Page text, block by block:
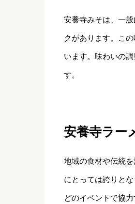
安養寺みそは、一
クがあります。こ
います。味わいの
す。
安養寺ラー
地域の食材や伝統
にとっては誇りと
どのイベントで協